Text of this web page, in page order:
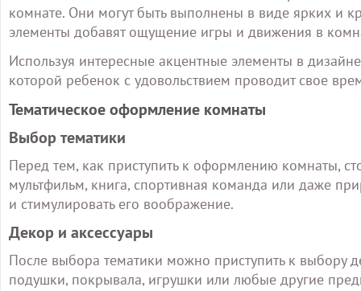
комнате. Они могут быть выполнены в виде ярких и
элементы добавят ощущение игры и движения в
Используя интересные акцентные элементы в
которой ребенок с удовольствием проводит свое
Тематическое оформление комнаты
Выбор тематики
Перед тем, как приступить к оформлению комнаты,
мультфильм, книга, спортивная команда или даже
и стимулировать его воображение.
Декор и аксессуары
После выбора тематики можно приступить к выбору
подушки, покрывала, игрушки или любые другие